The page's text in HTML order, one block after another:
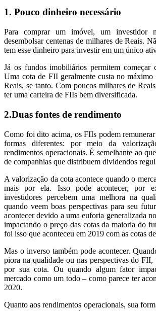
1. Pouco dinheiro necessário
Para comprar um imóvel, um investidor
desembolsar centenas de milhares de Reais.
tem esse dinheiro para investir em um único
Já os fundos imobiliários permitem começar
Uma cota de FII geralmente custa no máximo
Reais, se tanto. Com poucos milhares de
ter uma carteira de FIIs bem diversificada.
2.Duas fontes de rendimento
Como foi dito acima, os FIIs podem
formas diferentes: por meio da
rendimentos operacionais. É semelhante ao
de companhias que distribuem dividendos
A valorização da cota acontece quando o
mais por ela. Isso pode acontecer, por
investidores percebem uma melhora na
quando veem boas perspectivas para seu
acontecer devido a uma euforia generalizada
impactando o preço das cotas da maioria do
foi isso que aconteceu em 2019 com as cotas
Mas o inverso também pode acontecer.
piora na qualidade ou nas perspectivas do FII,
por sua cota. Ou quando algum fator
mercado como um todo – como parece ter
2020.
Quanto aos rendimentos operacionais, sua